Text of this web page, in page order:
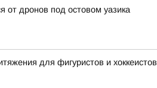
от дронов под остовом уазика
для фигуристов и хоккеистов